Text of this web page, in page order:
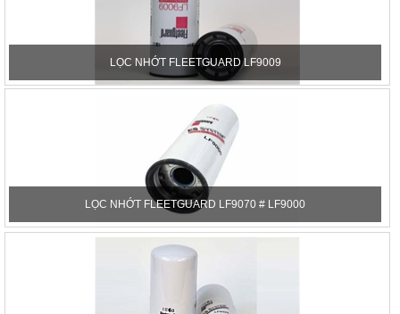
LỌC NHỚT FLEETGUARD LF9009
LỌC NHỚT FLEETGUARD LF9070 # LF9000